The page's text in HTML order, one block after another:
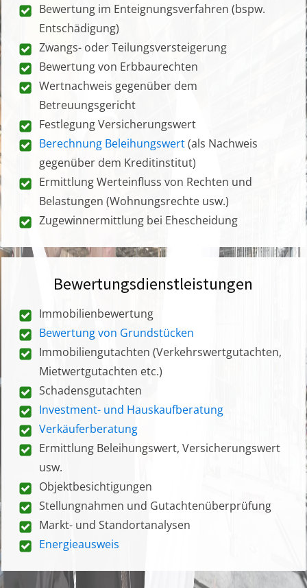
Bewertung im Enteignungsverfahren (bspw.
Entschädigung)
Zwangs- oder Teilungsversteigerung
Bewertung von Erbbaurechten
Wertnachweis gegenüber dem
Betreuungsgericht
Festlegung Versicherungswert
Berechnung Beleihungswert(als Nachweis
gegenüber dem Kreditinstitut)
Ermittlung Werteinfluss von Rechten und
Belastungen (Wohnungsrechte usw.)
Zugewinnermittlung bei Ehescheidung
Bewertungsdienstleistungen
Immobilienbewertung
Bewertung von Grundstücken
Immobiliengutachten (Verkehrswertgutachten,
Mietwertgutachten etc.)
Schadensgutachten
Investment- und Hauskaufberatung
Verkäuferberatung
Ermittlung Beleihungswert, Versicherungswert
usw.
Objektbesichtigungen
Stellungnahmen und Gutachtenüberprüfung
Markt- und Standortanalysen
Energieausweis